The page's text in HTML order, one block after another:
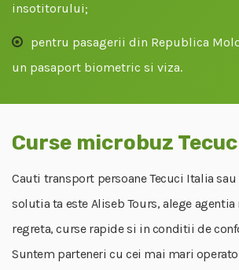
insotitorului;
pentru pasagerii din Republica
un pasaport biometric si viza.
Curse microbuz
Cauti transport persoane Tecuci Italia
solutia ta este Aliseb Tours, alege agentia
regreta, curse rapide si in conditii de
Suntem parteneri cu cei mai mari